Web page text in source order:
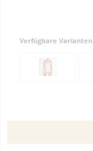
Verfügbare Varianten